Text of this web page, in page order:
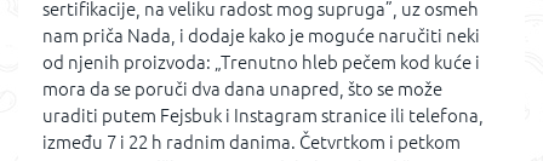
sertifikacije, na veliku radost mog supruga”, uz osmeh
nam priča Nada, i dodaje kako je moguće naručiti neki
od njenih proizvoda: „Trenutno hleb pečem kod kuće i
mora da se poruči dva dana unapred, što se može
uraditi putem Fejsbuk i Instagram stranice ili telefona,
između 7 i 22 h radnim danima. Četvrtkom i petkom